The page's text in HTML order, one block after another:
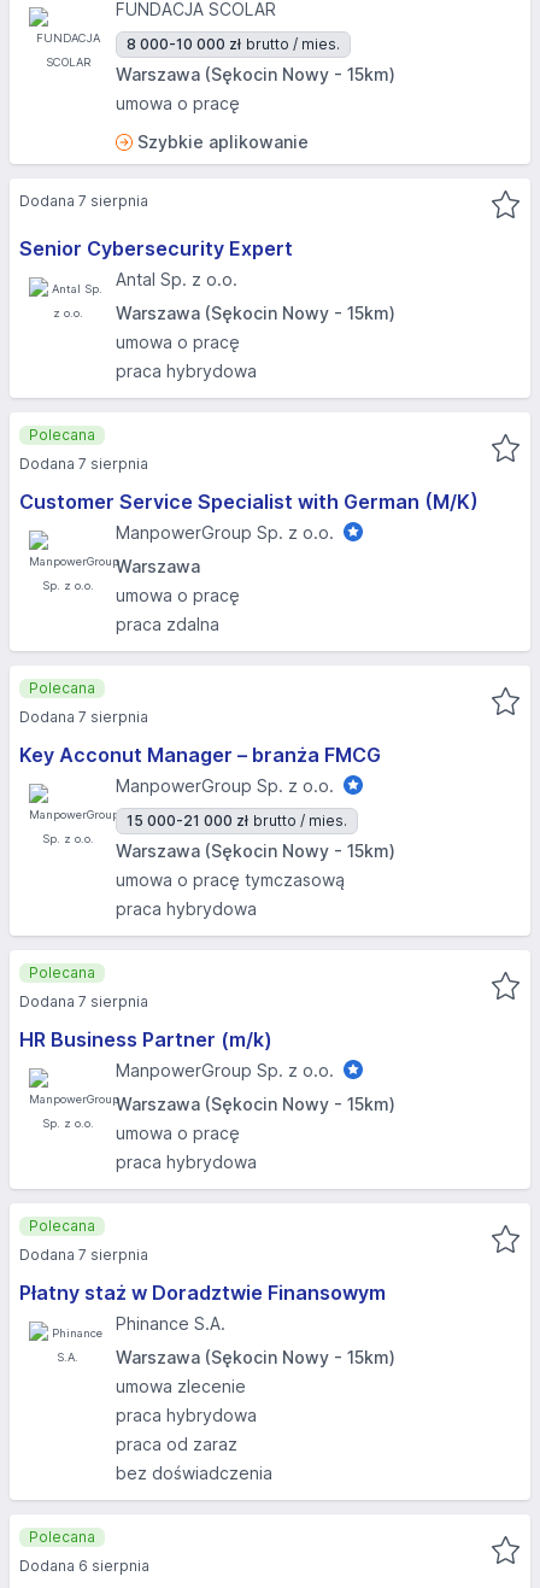
FUNDACJA SCOLAR
8 000-10 000 zł brutto / mies.
Warszawa (Sękocin Nowy - 15km)
umowa o pracę
Szybkie aplikowanie
Senior Cybersecurity Expert
Antal Sp. z o.o.
Warszawa (Sękocin Nowy - 15km)
umowa o pracę
praca hybrydowa
Dodana 7 sierpnia
Customer Service Specialist with German (M/K)
ManpowerGroup Sp. z o.o.
Warszawa
umowa o pracę
praca zdalna
Polecana
Dodana 7 sierpnia
Key Acconut Manager – branża FMCG
ManpowerGroup Sp. z o.o.
15 000-21 000 zł brutto / mies.
Warszawa (Sękocin Nowy - 15km)
umowa o pracę tymczasową
praca hybrydowa
Polecana
Dodana 7 sierpnia
HR Business Partner (m/k)
ManpowerGroup Sp. z o.o.
Warszawa (Sękocin Nowy - 15km)
umowa o pracę
praca hybrydowa
Polecana
Dodana 7 sierpnia
Płatny staż w Doradztwie Finansowym
Phinance S.A.
Warszawa (Sękocin Nowy - 15km)
umowa zlecenie
praca hybrydowa
praca od zaraz
bez doświadczenia
Polecana
Dodana 7 sierpnia
Polecana
Dodana 6 sierpnia